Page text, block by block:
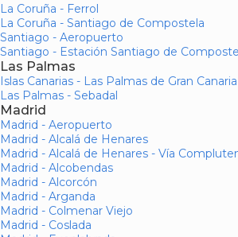
La Coruña - Ferrol
La Coruña - Santiago de Compostela
Santiago - Aeropuerto
Santiago - Estación Santiago de
Las Palmas
Islas Canarias - Las Palmas de Gran Canaria
Las Palmas - Sebadal
Madrid
Madrid - Aeropuerto
Madrid - Alcalá de Henares
Madrid - Alcalá de Henares - Vía
Madrid - Alcobendas
Madrid - Alcorcón
Madrid - Arganda
Madrid - Colmenar Viejo
Madrid - Coslada